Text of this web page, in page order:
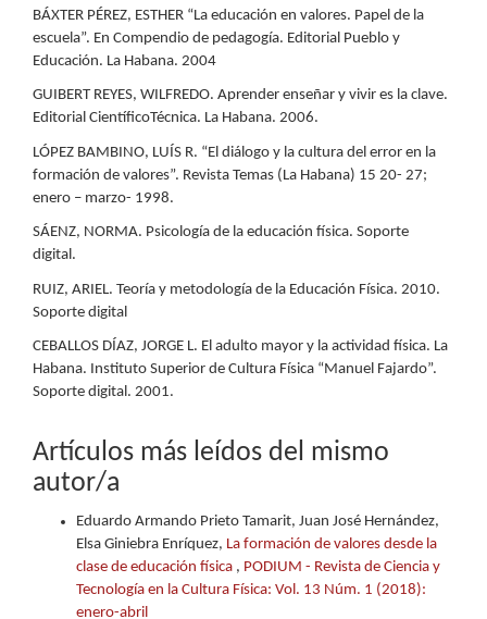
BÁXTER PÉREZ, ESTHER “La educación en valores. Papel de la
escuela”. En Compendio de pedagogía. Editorial Pueblo y
Educación. La Habana. 2004
GUIBERT REYES, WILFREDO. Aprender enseñar y vivir es la clave.
Editorial CientíficoTécnica. La Habana. 2006.
LÓPEZ BAMBINO, LUÍS R. “El diálogo y la cultura del error en la
formación de valores”. Revista Temas (La Habana) 15 20- 27;
enero – marzo- 1998.
SÁENZ, NORMA. Psicología de la educación física. Soporte
digital.
RUIZ, ARIEL. Teoría y metodología de la Educación Física. 2010.
Soporte digital
CEBALLOS DÍAZ, JORGE L. El adulto mayor y la actividad física. La
Habana. Instituto Superior de Cultura Física “Manuel Fajardo”.
Soporte digital. 2001.
Artículos más leídos del mismo
autor/a
Eduardo Armando Prieto Tamarit, Juan José Hernández,
Elsa Giniebra Enríquez, La formación de valores desde la
clase de educación física , PODIUM - Revista de Ciencia y
Tecnología en la Cultura Física: Vol. 13 Núm. 1 (2018):
enero-abril